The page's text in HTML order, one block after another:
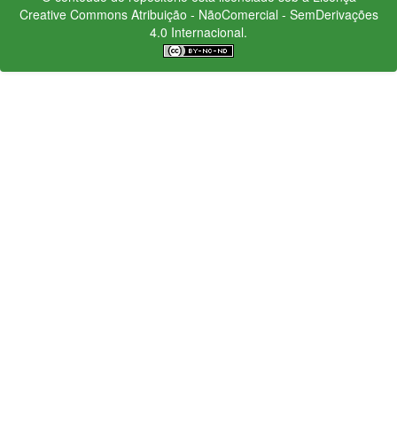
Creative CommonsAtribuição - NãoComercial - SemDerivações
4.0 Internacional.